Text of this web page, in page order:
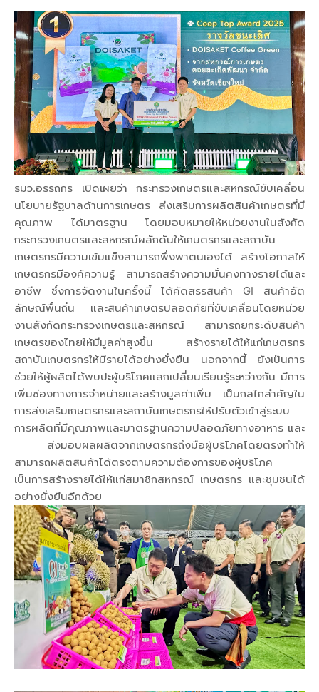
รมว.อรรถกร เปิดเผยว่า กระทรวงเกษตรและสหกรณ์ขับเคลื่อน
นโยบายรัฐบาลด้านการเกษตร ส่งเสริมการผลิตสินค้าเกษตรที่มี
คุณภาพ ได้มาตรฐาน โดยมอบหมายให้หน่วยงานในสังกัด
กระทรวงเกษตรและสหกรณ์ผลักดันให้เกษตรกรและสถาบัน
เกษตรกรมีความเข้มแข็งสามารถพึ่งพาตนเองได้ สร้างโอกาสให้
เกษตรกรมีองค์ความรู้ สามารถสร้างความมั่นคงทางรายได้และ
อาชีพ ซึ่งการจัดงานในครั้งนี้ ได้คัดสรรสินค้า GI สินค้าอัต
ลักษณ์พื้นถิ่น และสินค้าเกษตรปลอดภัยที่ขับเคลื่อนโดยหน่วย
งานสังกัดกระทรวงเกษตรและสหกรณ์ สามารถยกระดับสินค้า
เกษตรของไทยให้มีมูลค่าสูงขึ้น สร้างรายได้ให้แก่เกษตรกร
สถาบันเกษตรกรให้มีรายได้อย่างยั่งยืน นอกจากนี้ ยังเป็นการ
ช่วยให้ผู้ผลิตได้พบปะผู้บริโภคแลกเปลี่ยนเรียนรู้ระหว่างกัน มีการ
เพิ่มช่องทางการจำหน่ายและสร้างมูลค่าเพิ่ม เป็นกลไกสำคัญใน
การส่งเสริมเกษตรกรและสถาบันเกษตรกรให้ปรับตัวเข้าสู่ระบบ
การผลิตที่มีคุณภาพและมาตรฐานความปลอดภัยทางอาหาร และ
ส่งมอบผลผลิตจากเกษตรกรถึงมือผู้บริโภคโดยตรงทำให้
สามารถผลิตสินค้าได้ตรงตามความต้องการของผู้บริโภค
เป็นการสร้างรายได้ให้แก่สมาชิกสหกรณ์ เกษตรกร และชุมชนได้
อย่างยั่งยืนอีกด้วย